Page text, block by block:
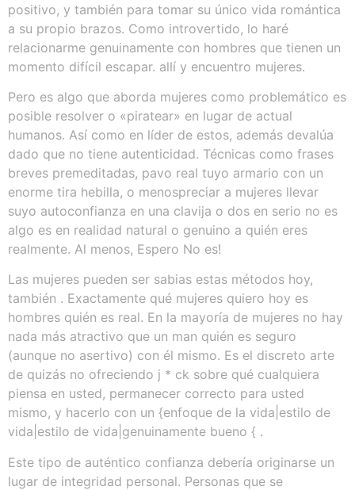
positivo, y también para tomar su único vida romántica
a su propio brazos. Como introvertido, lo haré
relacionarme genuinamente con hombres que tienen un
momento difícil escapar. allí y encuentro mujeres.
Pero es algo que aborda mujeres como problemático es
posible resolver o «piratear» en lugar de actual
humanos. Así como en líder de estos, además devalúa
dado que no tiene autenticidad. Técnicas como frases
breves premeditadas, pavo real tuyo armario con un
enorme tira hebilla, o menospreciar a mujeres llevar
suyo autoconfianza en una clavija o dos en serio no es
algo es en realidad natural o genuino a quién eres
realmente. Al menos, Espero No es!
Las mujeres pueden ser sabias estas métodos hoy,
también . Exactamente qué mujeres quiero hoy es
hombres quién es real. En la mayoría de mujeres no hay
nada más atractivo que un man quién es seguro
(aunque no asertivo) con él mismo. Es el discreto arte
de quizás no ofreciendo j * ck sobre qué cualquiera
piensa en usted, permanecer correcto para usted
mismo, y hacerlo con un {enfoque de la vida|estilo de
vida|estilo de vida|genuinamente bueno { .
Este tipo de auténtico confianza debería originarse un
lugar de integridad personal. Personas que se